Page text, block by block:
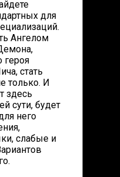
для
Ангелом
героя
стать
только. И
здесь
сути, будет
него
слабые и